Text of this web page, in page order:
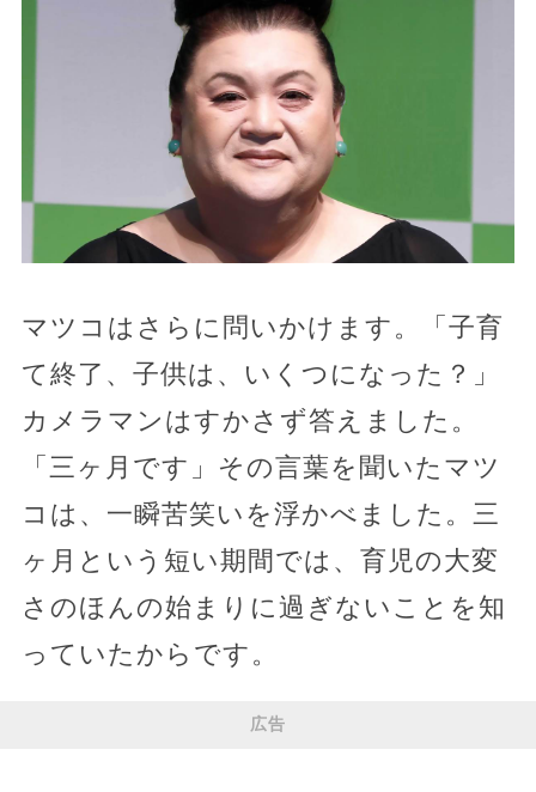
マツコはさらに問いかけます。「子育
て終了、子供は、いくつになった？」
カメラマンはすかさず答えました。
「三ヶ月です」その言葉を聞いたマツ
コは、一瞬苦笑いを浮かべました。三
ヶ月という短い期間では、育児の大変
さのほんの始まりに過ぎないことを知
っていたからです。
広告